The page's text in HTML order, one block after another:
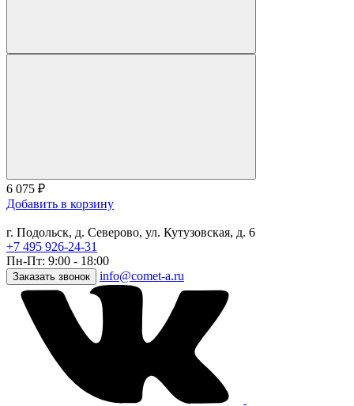
6 075 ₽
Добавить в корзину
г. Подольск, д. Северово, ул. Кутузовская, д. 6
+7 495 926-24-31
Пн-Пт: 9:00 - 18:00
Заказать звонок info@comet-a.ru